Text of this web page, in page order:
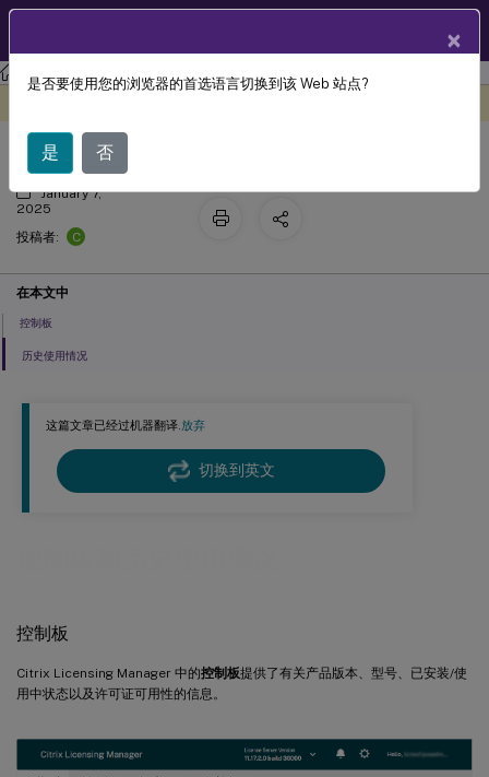
许可 许可 11.17.2 build 45000
这篇文章已经过机器翻译.放弃
切换到英文
控制板
Citrix Licensing Manager 中的控制板提供了有关产品版本、型号、已安装/使
用中状态以及许可证可用性的信息。
控制板和历史使用情况
January 7,
2025
投稿者:
C
在本文中
控制板
历史使用情况
×
是否要使用您的浏览器的首选语言切换到该 Web 站点?
是 否